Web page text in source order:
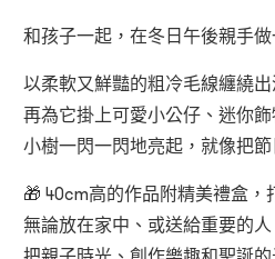
和孩子一起，在冬日午後親手
以柔軟又鮮豔的粗冷毛線纏繞出
再為它掛上可愛小公仔、迷你
小樹一閃一閃地亮起，就像把節
🎁 40cm高的作品附精美禮盒，
無論放在家中、或送給重要的